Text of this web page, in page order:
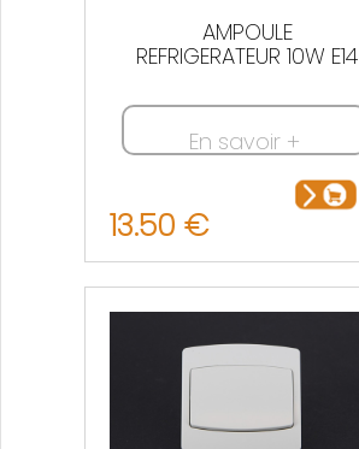
AMPOULE
REFRIGERATEUR 10W E14
En savoir +
13.50 €